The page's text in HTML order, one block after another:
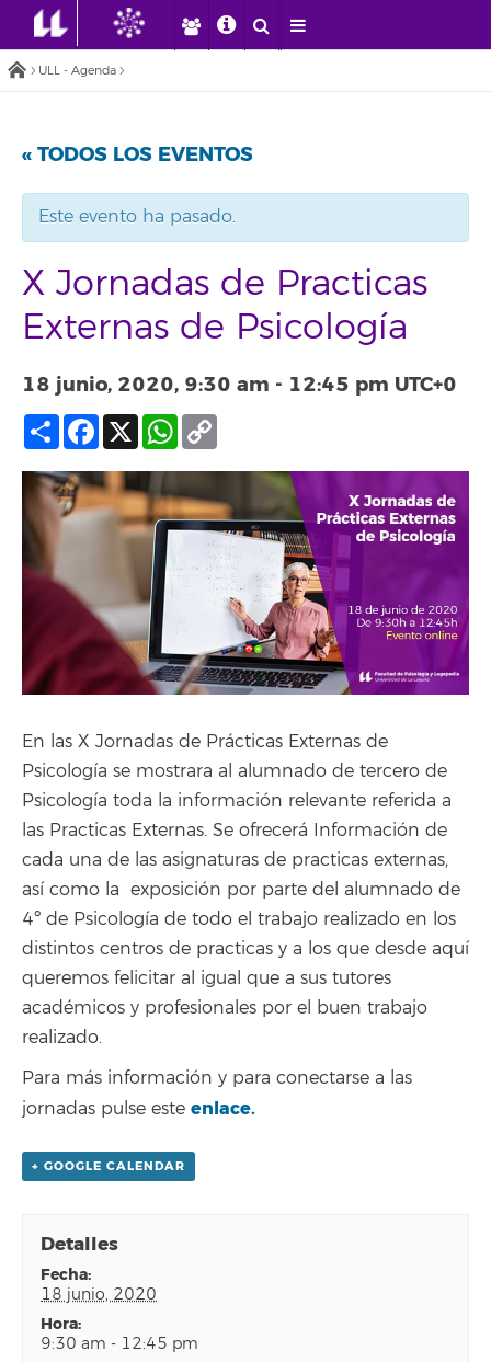
ULL - Agenda
« TODOS LOS EVENTOS
Este evento ha pasado.
X Jornadas de Practicas
Externas de Psicología
18 junio, 2020, 9:30 am - 12:45 pm UTC+0
Compartir
Facebook
X WhatsApp
En las X Jornadas de Prácticas Externas de
Psicología se mostrara al alumnado de tercero de
Psicología toda la información relevante referida a
las Practicas Externas. Se ofrecerá Información de
cada una de las asignaturas de practicas externas,
así como la exposición por parte del alumnado de
4º de Psicología de todo el trabajo realizado en los
distintos centros de practicas y a los que desde aquí
queremos felicitar al igual que a sus tutores
académicos y profesionales por el buen trabajo
realizado.
Para más información y para conectarse a las
jornadas pulse este enlace.
+ GOOGLE CALENDAR
Detalles
fecha:
18 junio, 2020
hora:
9:30 am - 12:45 pm